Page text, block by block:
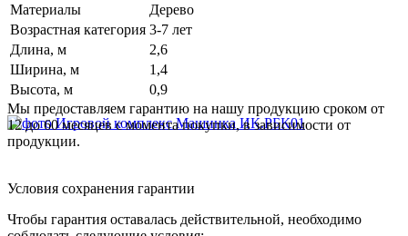
Материалы
Дерево
Возрастная категория 3-7 лет
Длина, м
2,6
Ширина, м
1,4
Высота, м
0,9
Мы предоставляем гарантию на нашу продукцию сроком от
12 до 60 месяцев с момента покупки, в зависимости от
продукции.
Условия сохранения гарантии
Чтобы гарантия оставалась действительной, необходимо